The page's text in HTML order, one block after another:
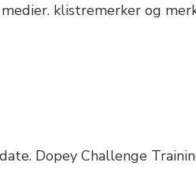
klistremerker og
Dopey Challenge